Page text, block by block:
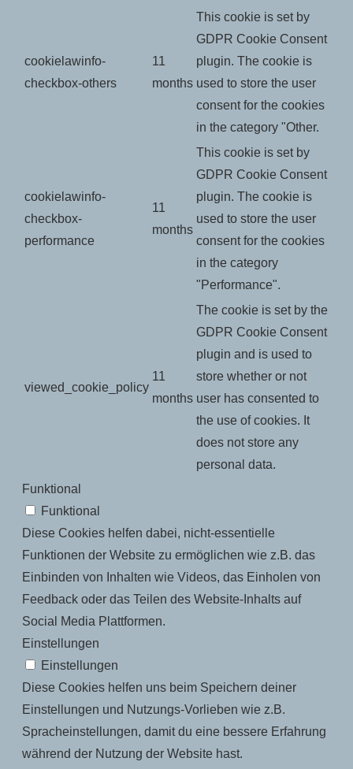
cookielawinfo-
checkbox-others
11
months
This cookie is set by
GDPR Cookie Consent
plugin. The cookie is
used to store the user
consent for the cookies
in the category "Other.
cookielawinfo-
checkbox-
performance
11
months
This cookie is set by
GDPR Cookie Consent
plugin. The cookie is
used to store the user
consent for the cookies
in the category
"Performance".
viewed_cookie_policy
11
months
The cookie is set by the
GDPR Cookie Consent
plugin and is used to
store whether or not
user has consented to
the use of cookies. It
does not store any
personal data.
Funktional
Funktional
Diese Cookies helfen dabei, nicht-essentielle
Funktionen der Website zu ermöglichen wie z.B. das
Einbinden von Inhalten wie Videos, das Einholen von
Feedback oder das Teilen des Website-Inhalts auf
Social Media Plattformen.
Einstellungen
Einstellungen
Diese Cookies helfen uns beim Speichern deiner
Einstellungen und Nutzungs-Vorlieben wie z.B.
Spracheinstellungen, damit du eine bessere Erfahrung
während der Nutzung der Website hast.